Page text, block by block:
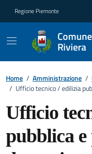
Regione Piemonte
Riviera
Home / Amministrazione /
/ Ufficio tecnico / edilizia
Ufficio
pubblica